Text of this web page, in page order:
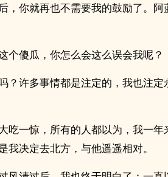
，你就再也不需要我的鼓励了。阿
个傻瓜，你怎么会这么误会我呢？
？许多事情都是注定的，我也注定
吃一惊，所有的人都以为，我一年
决定去北方，与他遥遥相对。